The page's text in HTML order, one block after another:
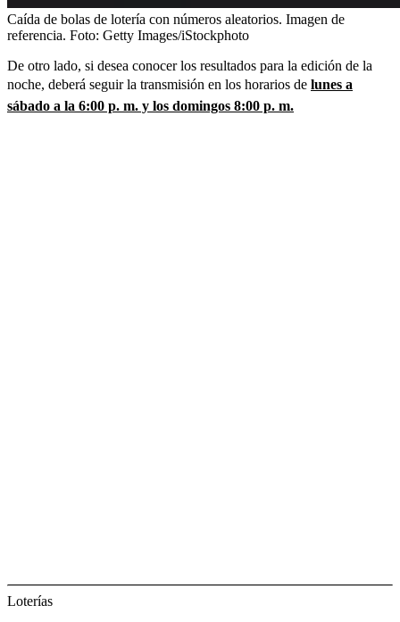
Caída de bolas de lotería con números aleatorios. Imagen de
referencia. Foto: Getty Images/iStockphoto
De otro lado, si desea conocer los resultados para la edición de la
noche, deberá seguir la transmisión en los horarios de lunes a
sábado a la 6:00 p. m. y los domingos 8:00 p. m.
Loterías